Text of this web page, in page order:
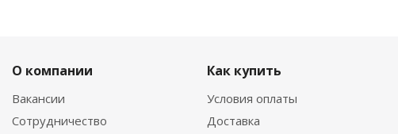
О компании
Вакансии
Сотрудничество
Как купить
Условия оплаты
Доставка